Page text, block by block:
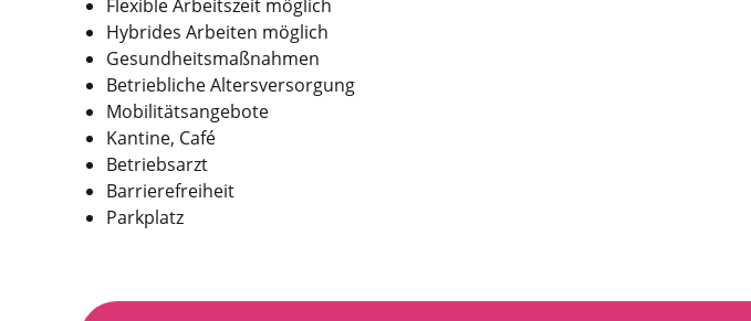
Flexible Arbeits­zeit möglich
Hybrides Arbeiten möglich
Gesund­heits­maß­nahmen
Betrieb­liche Alters­ver­sorgung
Mobilitäts­angebote
Kantine, Café
Betriebs­arzt
Barriere­frei­heit
Park­platz